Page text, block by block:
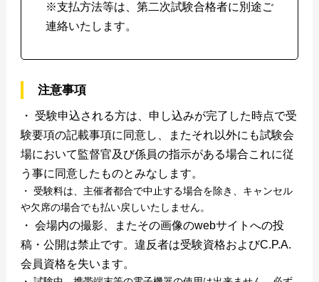
※支払方法等は、第二次試験合格者に別途ご
連絡いたします。
注意事項
・ 受験申込される方は、申し込みが完了した時点で受
験要項の記載事項に同意し、またそれ以外にも試験会
場において監督官及び係員の指示がある場合これに従
う事に同意したものとみなします。
・ 受験料は、主催者都合で中止する場合を除き、キャンセル
や欠席の場合でも払い戻しいたしません。
・ 会場内の撮影、またその画像のwebサイトへの投
稿・公開は禁止です。違反者は受験資格およびC.P.A.
会員資格を失います。